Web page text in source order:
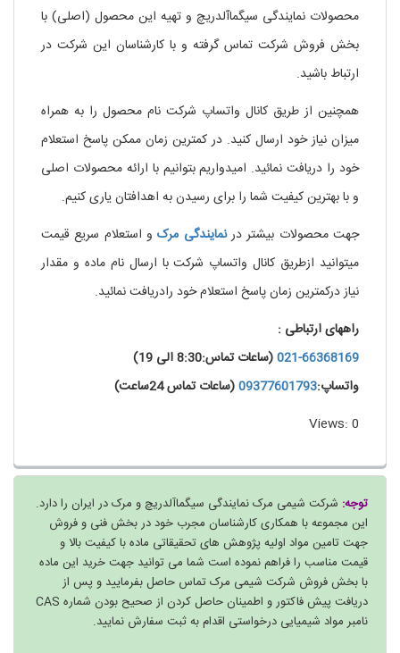
محصولات نمایندگی سیگماآلدریچ و تهیه این محصول (اصلی) با
بخش فروش شرکت تماس گرفته و با کارشناسان این شرکت در
ارتباط باشید.
همچنین از طریق کانال واتساپ شرکت نام محصول را به همراه
میزان نیاز خود ارسال کنید. در کمترین زمان ممکن پاسخ استعلام
خود را دریافت نمائید. امیدواریم بتوانیم با ارائه محصولات اصلی
و با بهترین کیفیت شما را برای رسیدن به اهدافتان یاری کنیم.
جهت محصولات بیشتر درنمایندگی مرکو استعلام سریع قیمت
میتوانید ازطریق کانال واتساپ شرکت با ارسال نام ماده و مقدار
نیاز درکمترین زمان پاسخ استعلام خود رادریافت نمائید.
راههای ارتباطی :
021-66368169(ساعات تماس:8:30 الی 19)
واتساپ:09377601793(ساعات تماس 24ساعت)
Views: 0
توجه: شرکت شیمی مرک نمایندگی سیگماآلدریچ و مرک در ایران را دارد.
این مجموعه با همکاری کارشناسان مجرب خود در بخش فنی و فروش
جهت تامین مواد اولیه پژوهش های تحقیقاتی ماده با کیفیت بالا و
قیمت مناسب را فراهم نموده است شما می توانید جهت خرید این ماده
با بخش فروش شرکت شیمی مرک تماس حاصل بفرمایید و پس از
دریافت پیش فاکتور و اطمینان حاصل کردن از صحیح بودن شماره CAS
نامبر مواد شیمیایی درخواستی اقدام به ثبت سفارش نمایید.